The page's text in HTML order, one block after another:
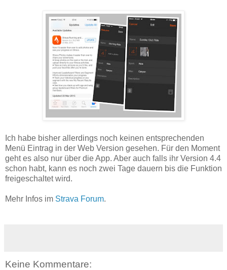
Ich habe bisher allerdings noch keinen entsprechenden
Menü Eintrag in der Web Version gesehen. Für den Moment
geht es also nur über die App. Aber auch falls ihr Version 4.4
schon habt, kann es noch zwei Tage dauern bis die Funktion
freigeschaltet wird.
Mehr Infos im Strava Forum.
Keine Kommentare: